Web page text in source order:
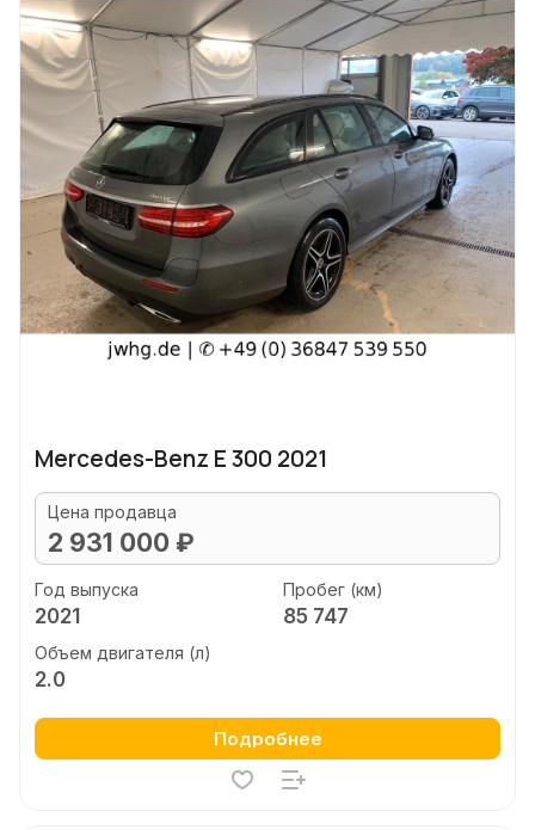
Mercedes-Benz E 300 2021
Цена продавца
2 931 000 ₽
Год выпуска
2021
Пробег (км)
85 747
Объем двигателя (л)
2.0
Подробнее